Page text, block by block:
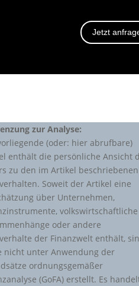
Jetzt
zur Analyse:
(oder: hier abrufbare)
enthält die persönliche Ansicht
zu den im Artikel beschriebenen
Soweit der Artikel eine
über Unternehmen,
volkswirtschaftliche
oder andere
der Finanzwelt enthält,
nicht unter Anwendung der
ordnungsgemäßer
(GoFA) erstellt. Es